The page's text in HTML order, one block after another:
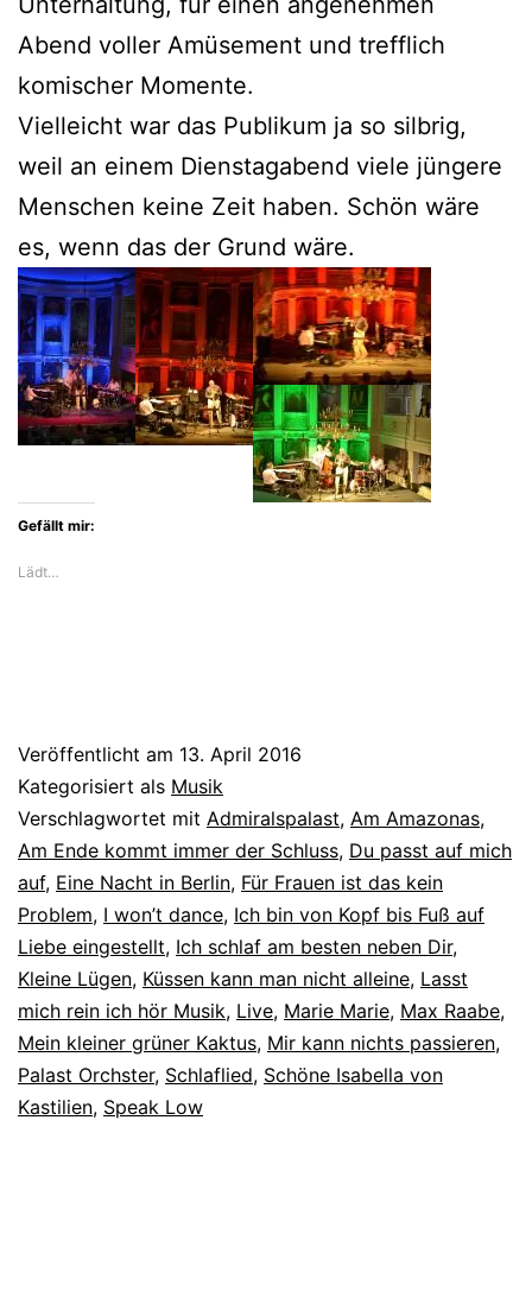
Abend voller Amüsement und trefflich
komischer Momente.
Vielleicht war das Publikum ja so silbrig,
weil an einem Dienstagabend viele jüngere
Menschen keine Zeit haben. Schön wäre
es, wenn das der Grund wäre.
Gefällt mir:
Lädt…
Veröffentlicht am 13. April 2016
Kategorisiert als Musik
Verschlagwortet mit Admiralspalast, Am Amazonas,
Am Ende kommt immer der Schluss, Du passt auf mich
auf, Eine Nacht in Berlin, Für Frauen ist das kein
Problem, I won’t dance, Ich bin von Kopf bis Fuß auf
Liebe eingestellt, Ich schlaf am besten neben Dir,
Kleine Lügen, Küssen kann man nicht alleine, Lasst
mich rein ich hör Musik, Live, Marie Marie, Max Raabe,
Mein kleiner grüner Kaktus, Mir kann nichts passieren,
Palast Orchster, Schlaflied, Schöne Isabella von
Kastilien, Speak Low